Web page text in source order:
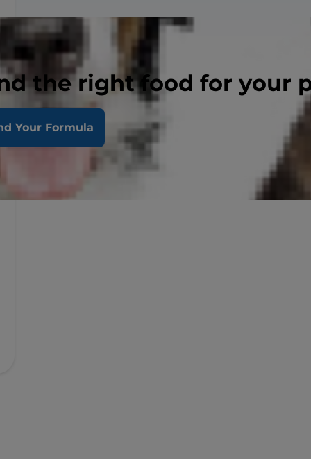
the right food for your
Your Formula